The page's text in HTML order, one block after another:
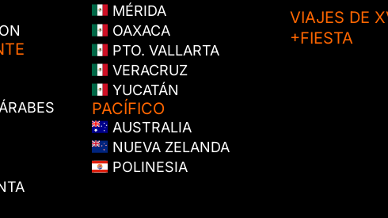
MÉRIDA
OAXACA
PTO. VALLARTA
VERACRUZ
YUCATÁN
PACÍFICO
AUSTRALIA
NUEVA ZELANDA
POLINESIA
VIAJES DE
+FIESTA